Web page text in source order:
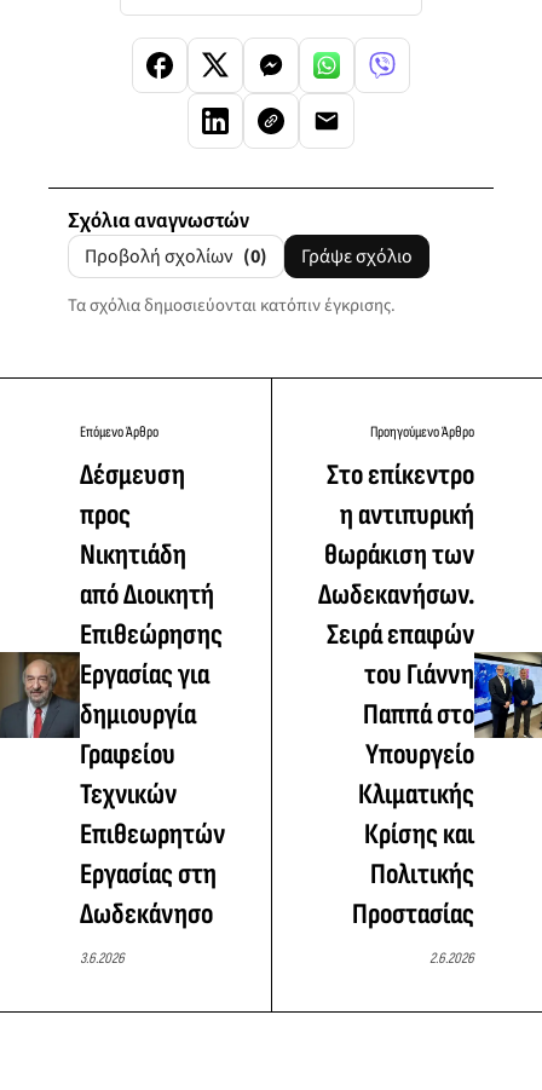
Σχόλια αναγνωστών
Προβολή σχολίων (0) Γράψε σχόλιο
Τα σχόλια δημοσιεύονται κατόπιν έγκρισης.
Επόμενο Άρθρο
Δέσμευση
προς
Νικητιάδη
από Διοικητή
Επιθεώρησης
Εργασίας για
δημιουργία
Γραφείου
Τεχνικών
Επιθεωρητών
Εργασίας στη
Δωδεκάνησο
3.6.2026
Προηγούμενο Άρθρο
Στο επίκεντρο
η αντιπυρική
θωράκιση των
Δωδεκανήσων.
Σειρά επαφών
του Γιάννη
Παππά στο
Υπουργείο
Κλιματικής
Κρίσης και
Πολιτικής
Προστασίας
2.6.2026